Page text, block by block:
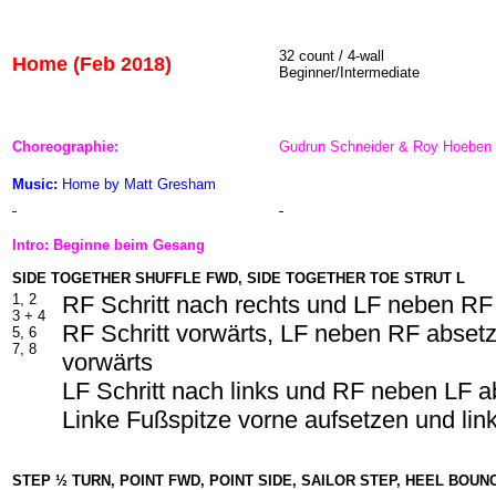
Home (Feb 2018)
32 count / 4-wall
Beginner/Intermediate
Choreographie: Gudrun Schneider & Roy Hoeben
Music: Home by Matt Gresham
Intro: Beginne beim Gesang
SIDE TOGETHER SHUFFLE FWD, SIDE TOGETHER TOE STRUT L
1, 2
3 + 4
5, 6
7, 8
RF Schritt nach rechts und LF neben
RF Schritt vorwärts, LF neben RF
vorwärts
LF Schritt nach links und RF neben LF
Linke Fußspitze vorne aufsetzen und
STEP ½ TURN, POINT FWD, POINT SIDE, SAILOR STEP, HEEL